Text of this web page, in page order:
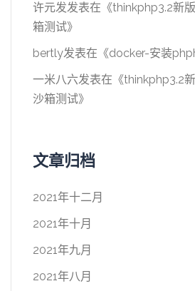
许元发发表在《thinkphp3.2新
箱测试》
bertly发表在《docker-安装
一米八六发表在《thinkphp3.2
沙箱测试》
文章归档
2021年十二月
2021年十月
2021年九月
2021年八月